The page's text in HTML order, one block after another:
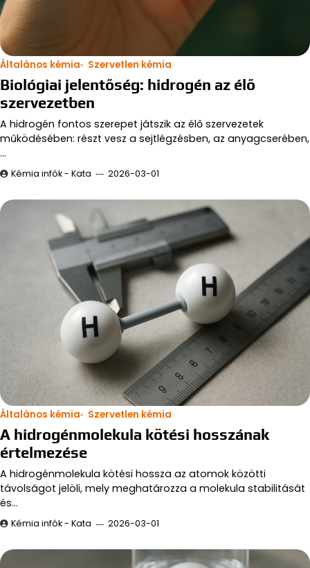
Általános kémia Szervetlen kémia
Biológiai jelentőség: hidrogén az élő
szervezetben
A hidrogén fontos szerepet játszik az élő szervezetek
működésében: részt vesz a sejtlégzésben, az anyagcserében,
…
Kémia infók - Kata 2026-03-01
Általános kémia Szervetlen kémia
A hidrogénmolekula kötési hosszának
értelmezése
A hidrogénmolekula kötési hossza az atomok közötti
távolságot jelöli, mely meghatározza a molekula stabilitását
és…
Kémia infók - Kata 2026-03-01